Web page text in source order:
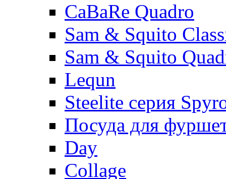
CaBaRe Quadro
Sam & Squito
Sam & Squito
Lequn
Steelite серия
Посуда для
Day
Collage